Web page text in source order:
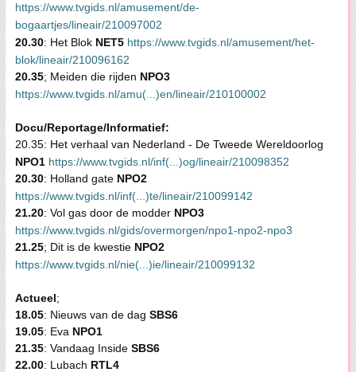
https://www.tvgids.nl/amusement/de-
bogaartjes/lineair/210097002
20.30: Het Blok NET5 https://www.tvgids.nl/amusement/het-
blok/lineair/210096162
20.35; Meiden die rijden NPO3
https://www.tvgids.nl/amu(...)en/lineair/210100002
Docu/Reportage/Informatief:
20.35: Het verhaal van Nederland - De Tweede Wereldoorlog
NPO1 https://www.tvgids.nl/inf(...)og/lineair/210098352
20.30: Holland gate NPO2
https://www.tvgids.nl/inf(...)te/lineair/210099142
21.20: Vol gas door de modder NPO3
https://www.tvgids.nl/gids/overmorgen/npo1-npo2-npo3
21.25; Dit is de kwestie NPO2
https://www.tvgids.nl/nie(...)ie/lineair/210099132
Actueel;
18.05: Nieuws van de dag SBS6
19.05: Eva NPO1
21.35: Vandaag Inside SBS6
22.00: Lubach RTL4